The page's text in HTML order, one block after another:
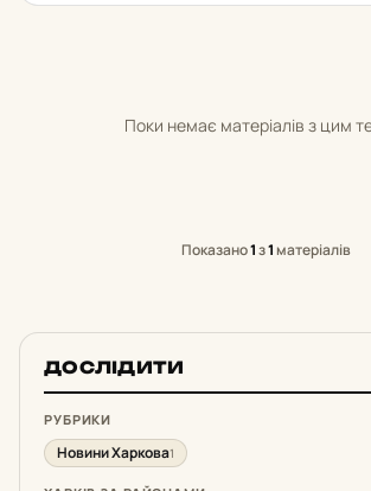
Поки немає матеріалів з цим
Показано1з1матеріалів
ДОСЛІДИТИ
РУБРИКИ
Новини Харкова1